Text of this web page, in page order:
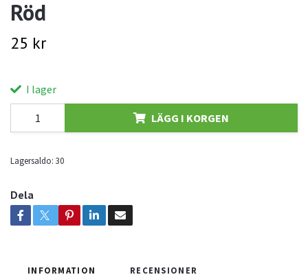
Röd
25 kr
I lager
LÄGG I KORGEN
Lagersaldo: 30
Dela
INFORMATION RECENSIONER